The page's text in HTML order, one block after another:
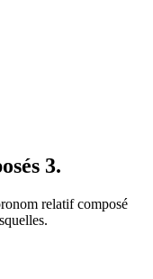
3.
relatif composé